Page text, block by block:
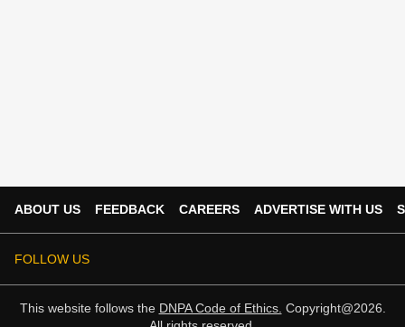
ABOUT US FEEDBACK CAREERS ADVERTISE WITH US
FOLLOW US
This website follows the DNPA Code of Ethics. Copyright@2026.